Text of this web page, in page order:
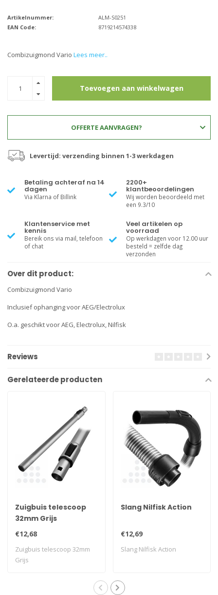
Artikelnummer:
ALM-S0251
EAN Code:
8719214574338
Combizuigmond Vario Lees meer..
Toevoegen aan winkelwagen
OFFERTE AANVRAGEN?
Levertijd: verzending binnen 1-3 werkdagen
Betaling achteraf na 14
dagen
Via Klarna of Billink
2200+
klantbeoordelingen
Wij worden beoordeeld met
een 9.3/10
Klantenservice met
kennis
Bereik ons via mail, telefoon
of chat
Veel artikelen op
voorraad
Op werkdagen voor 12.00 uur
besteld = zelfde dag
verzonden
Over dit product:
Combizuigmond Vario
Inclusief ophanging voor AEG/Electrolux
O.a. geschikt voor AEG, Electrolux, Nilfisk
Reviews
Gerelateerde producten
Zuigbuis telescoop
32mm Grijs
€12,68
Zuigbuis telescoop 32mm
Grijs
Slang Nilfisk Action
€12,69
Slang Nilfisk Action